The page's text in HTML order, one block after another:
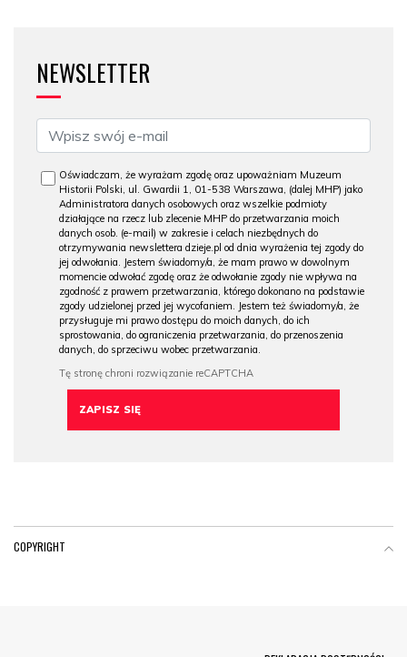
NEWSLETTER
Oświadczam, że wyrażam zgodę oraz upoważniam Muzeum
Historii Polski, ul. Gwardii 1, 01-538 Warszawa, (dalej MHP) jako
Administratora danych osobowych oraz wszelkie podmioty
działające na rzecz lub zlecenie MHP do przetwarzania moich
danych osob. (e-mail) w zakresie i celach niezbędnych do
otrzymywania newslettera dzieje.pl od dnia wyrażenia tej zgody do
jej odwołania. Jestem świadomy/a, że mam prawo w dowolnym
momencie odwołać zgodę oraz że odwołanie zgody nie wpływa na
zgodność z prawem przetwarzania, którego dokonano na podstawie
zgody udzielonej przed jej wycofaniem. Jestem też świadomy/a, że
przysługuje mi prawo dostępu do moich danych, do ich
sprostowania, do ograniczenia przetwarzania, do przenoszenia
danych, do sprzeciwu wobec przetwarzania.
COPYRIGHT